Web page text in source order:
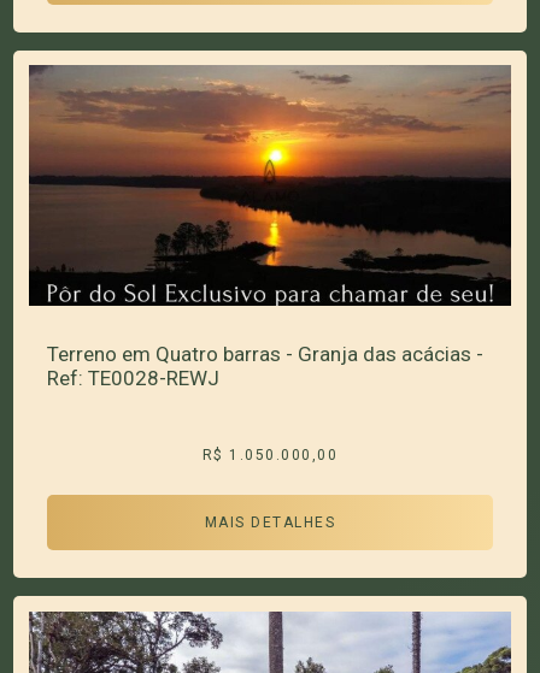
Terreno em Quatro barras - Granja das acácias -
Ref: TE0028-REWJ
R$ 1.050.000,00
MAIS DETALHES